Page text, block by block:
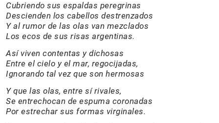
Cubriendo sus espaldas peregrinas
Descienden los cabellos destrenzados
Y al rumor de las olas van mezclados
Los ecos de sus risas argentinas.
Así viven contentas y dichosas
Entre el cielo y el mar, regocijadas,
Ignorando tal vez que son hermosas
Y que las olas, entre sí rivales,
Se entrechocan de espuma coronadas
Por estrechar sus formas virginales.